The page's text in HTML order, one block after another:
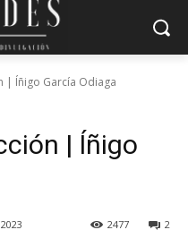
| Íñigo García Odiaga
| Íñigo
2
2477